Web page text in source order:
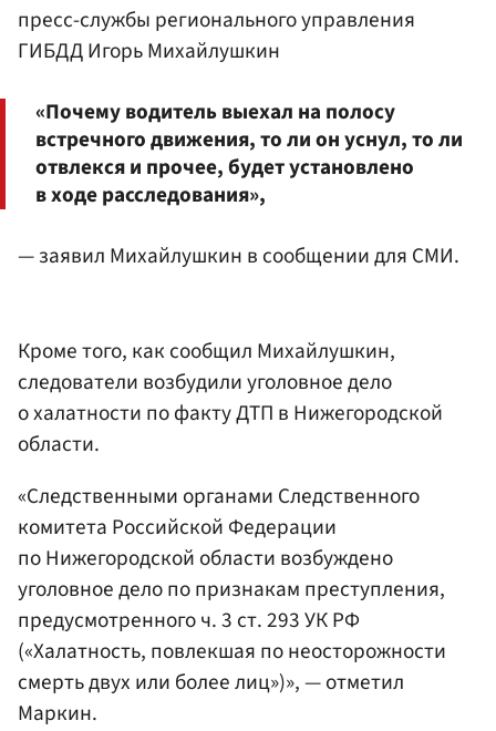
пресс-службы регионального управления
ГИБДД Игорь Михайлушкин
«Почему водитель выехал на полосу
встречного движения, то ли он уснул, то ли
отвлекся и прочее, будет установлено
в ходе расследования»,
— заявил Михайлушкин в сообщении для СМИ.
Кроме того, как сообщил Михайлушкин,
следователи возбудили уголовное дело
о халатности по факту ДТП в Нижегородской
области.
«Следственными органами Следственного
комитета Российской Федерации
по Нижегородской области возбуждено
уголовное дело по признакам преступления,
предусмотренного ч. 3 ст. 293 УК РФ
(«Халатность, повлекшая по неосторожности
смерть двух или более лиц»)», — отметил
Маркин.